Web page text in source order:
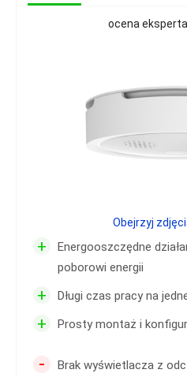
ocena eksperta
+
Energooszczędne
poborowi energii
+ Długi czas pracy na
+ Prosty montaż i
- Brak wyświetlacza z
Obejrzyj